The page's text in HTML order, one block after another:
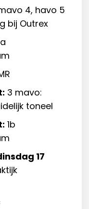
4, havo 5
bij Outrex
3 mavo:
toneel
1b
17